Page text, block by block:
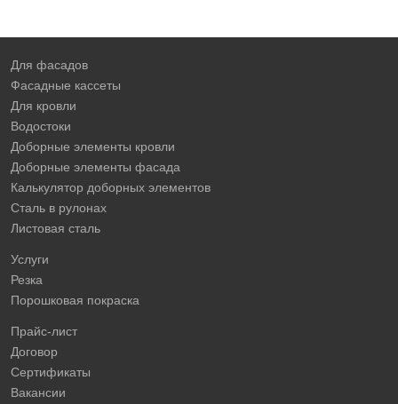
Для фасадов
Фасадные кассеты
Для кровли
Водостоки
Доборные элементы кровли
Доборные элементы фасада
Калькулятор доборных элементов
Сталь в рулонах
Листовая сталь
Услуги
Резка
Порошковая покраска
Прайс-лист
Договор
Сертификаты
Вакансии